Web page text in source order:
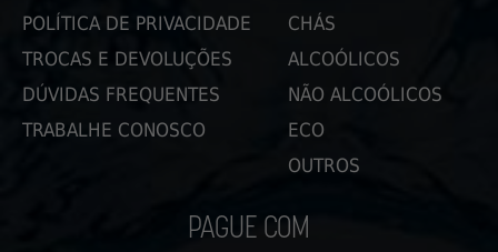
POLÍTICA DE PRIVACIDADE
TROCAS E DEVOLUÇÕES
DÚVIDAS FREQUENTES
TRABALHE CONOSCO
CHÁS
ALCOÓLICOS
NÃO ALCOÓLICOS
ECO
OUTROS
PAGUE COM